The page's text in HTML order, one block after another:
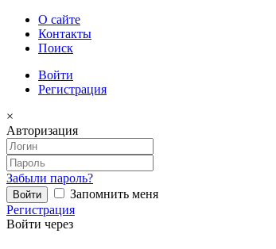
О сайте
Контакты
Поиск
Войти
Регистрация
×
Авторизация
Забыли пароль?
Запомнить меня
Регистрация
Войти через